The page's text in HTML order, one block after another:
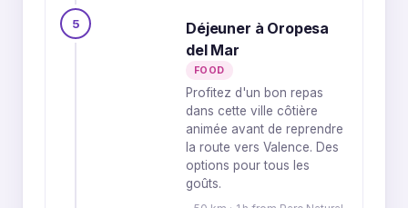
5
Déjeuner à Oropesa
del Mar
FOOD
Profitez d'un bon repas
dans cette ville côtière
animée avant de reprendre
la route vers Valence. Des
options pour tous les
goûts.